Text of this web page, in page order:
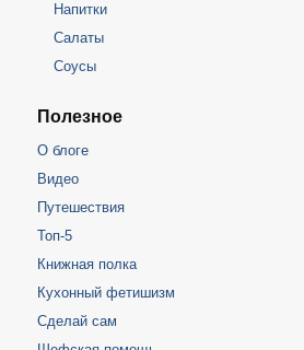
Напитки
Салаты
Соусы
Полезное
О блоге
Видео
Путешествия
Топ-5
Книжная полка
Кухонный фетишизм
Сделай сам